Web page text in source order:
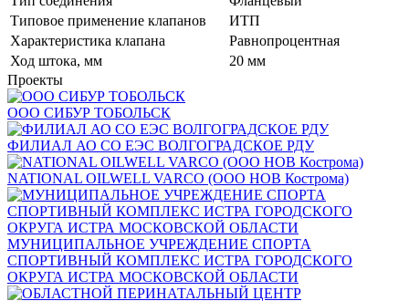
Типовое применение клапанов
ИТП
Характеристика клапана
Равнопроцентная
Ход штока, мм
20 мм
Проекты
ООО СИБУР ТОБОЛЬСК
ФИЛИАЛ АО СО ЕЭС ВОЛГОГРАДСКОЕ РДУ
NATIONAL OILWELL VARCO (ООО НОВ Кострома)
МУНИЦИПАЛЬНОЕ УЧРЕЖДЕНИЕ СПОРТА
СПОРТИВНЫЙ КОМПЛЕКС ИСТРА ГОРОДСКОГО
ОКРУГА ИСТРА МОСКОВСКОЙ ОБЛАСТИ